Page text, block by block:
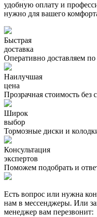
удобную оплату и
нужно для вашего
Быстрая
доставка
Оперативно доставляем
Наилучшая
цена
Прозрачная стоимость без
Широк
выбор
Тормозные диски и
Консультация
экспертов
Поможем подобрать и
Есть вопрос или нужна
нам в мессенджеры. Или
менеджер вам перезвонит: